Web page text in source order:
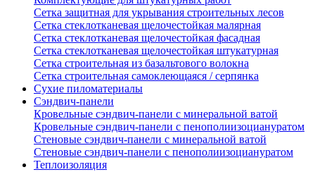
Сетка защитная для укрывания строительных лесов
Сетка стеклотканевая щелочестойкая малярная
Сетка стеклотканевая щелочестойкая фасадная
Сетка стеклотканевая щелочестойкая штукатурная
Сетка строительная из базальтового волокна
Сетка строительная самоклеющаяся / серпянка
Сухие пиломатериалы
Сэндвич-панели
Кровельные сэндвич-панели с минеральной ватой
Кровельные сэндвич-панели с пенополиизоциануратом
Стеновые сэндвич-панели с минеральной ватой
Стеновые сэндвич-панели с пенополиизоциануратом
Теплоизоляция